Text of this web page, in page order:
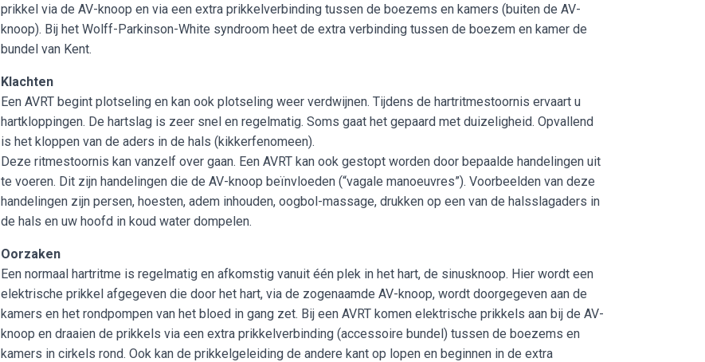
prikkel via de AV-knoop en via een extra prikkelverbinding tussen de boezems en kamers (buiten de AV-
knoop). Bij het Wolff-Parkinson-White syndroom heet de extra verbinding tussen de boezem en kamer de
bundel van Kent.
Klachten
Een AVRT begint plotseling en kan ook plotseling weer verdwijnen. Tijdens de hartritmestoornis ervaart u
hartkloppingen. De hartslag is zeer snel en regelmatig. Soms gaat het gepaard met duizeligheid. Opvallend
is het kloppen van de aders in de hals (kikkerfenomeen).
Deze ritmestoornis kan vanzelf over gaan. Een AVRT kan ook gestopt worden door bepaalde handelingen uit
te voeren. Dit zijn handelingen die de AV-knoop beïnvloeden (“vagale manoeuvres”). Voorbeelden van deze
handelingen zijn persen, hoesten, adem inhouden, oogbol-massage, drukken op een van de halsslagaders in
de hals en uw hoofd in koud water dompelen.
Oorzaken
Een normaal hartritme is regelmatig en afkomstig vanuit één plek in het hart, de sinusknoop. Hier wordt een
elektrische prikkel afgegeven die door het hart, via de zogenaamde AV-knoop, wordt doorgegeven aan de
kamers en het rondpompen van het bloed in gang zet. Bij een AVRT komen elektrische prikkels aan bij de AV-
knoop en draaien de prikkels via een extra prikkelverbinding (accessoire bundel) tussen de boezems en
kamers in cirkels rond. Ook kan de prikkelgeleiding de andere kant op lopen en beginnen in de extra